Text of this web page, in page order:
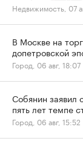
Недвижимость, 07
В Москве на
допетровской
Город, 06 авг, 18:07
Собянин заявил
пять лет темпе
Город, 06 авг, 15:52